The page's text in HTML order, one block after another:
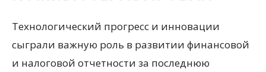
Технологический прогресс и инновации
сыграли важную роль в развитии финансовой
и налоговой отчетности за последнюю